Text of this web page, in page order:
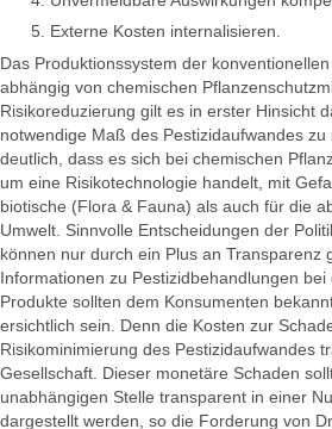
Externe Kosten internalisieren.
Das Produktionssystem der
abhängig von chemischen
Risikoreduzierung gilt es in erster Hinsicht
notwendige Maß des Pestizidaufwandes
deutlich, dass es sich bei chemischen
um eine Risikotechnologie handelt, mit
biotische (Flora & Fauna) als auch für die
Umwelt. Sinnvolle Entscheidungen der
können nur durch ein Plus an Transparenz
Informationen zu Pestizidbehandlungen
Produkte sollten dem Konsumenten
ersichtlich sein. Denn die Kosten zur
Risikominimierung des Pestizidaufwandes
Gesellschaft. Dieser monetäre Schaden
unabhängigen Stelle transparent in einer
dargestellt werden, so die Forderung von